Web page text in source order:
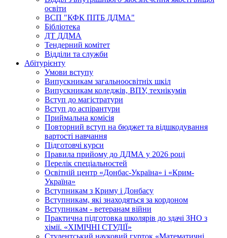
освіти
ВСП "КФК ПІТБ ДДМА"
Бібліотека
ДТ ДДМА
Тендерний комітет
Відділи та служби
Абітурієнту
Умови вступу
Випускникам загальноосвітніх шкіл
Випускникам коледжів, ВПУ, технікумів
Вступ до магістратури
Вступ до аспірантури
Приймальна комісія
Повторний вступ на бюджет та відшкодування
вартості навчання
Підготовчі курси
Правила прийому до ДДМА у 2026 році
Перелік спеціальностей
Освітній центр «Донбас-Україна» і «Крим-
Україна»
Вступникам з Криму і Донбасу
Вступникам, які знаходяться за кордоном
Вступникам - ветеранам війни
Практична підготовка школярів до здачі ЗНО з
хімії. «ХІМІЧНІ СТУДІЇ»
Студентський науковий гурток «Математичні